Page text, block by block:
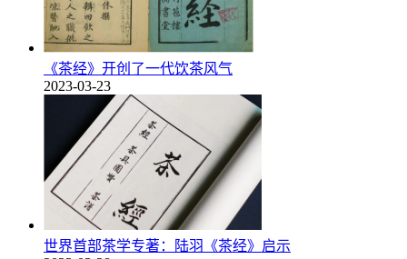
《茶经》开创了一代饮茶风气
2023-03-23
世界首部茶学专著：陆羽《茶经》启示